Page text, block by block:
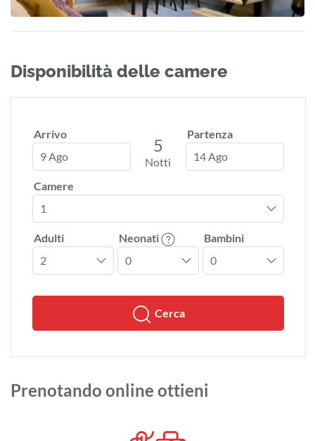
Disponibilità delle camere
Arrivo
9 Ago
5
Notti
Partenza
14 Ago
Camere
Adulti Neonati Bambini
Cerca
Prenotando online ottieni